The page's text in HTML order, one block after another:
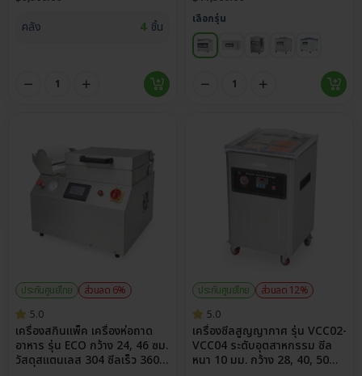
คลัง 4 ชิ้น
เลือกรุ่น
ประกันศูนย์ไทย
ส่วนลด 6%
5.0
เครื่องสกินแพ็ค เครื่องห่อถาด
อาหาร รุ่น ECO กว้าง 24, 46 ซม.
วัสดุสแตนเลส 304 ซีลเร็ว 360
ประกันศูนย์ไทย
ส่วนลด 12%
5.0
เครื่องซีลสูญญากาศ รุ่น VCC02-
VCC04 ระดับอุตสาหกรรม ซีล
หนา 10 มม. กว้าง 28, 40, 50